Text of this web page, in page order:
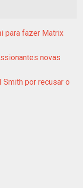
para fazer Matrix
novas
Smith por recusar o